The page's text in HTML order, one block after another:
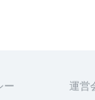
ー 運営